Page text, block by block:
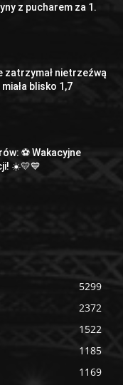
z pucharem za 1.
zatrzymał nietrzeźwą
blisko 1,7
⚽️ Wakacyjne
☀️💛💙
5299
2372
1522
1185
1169